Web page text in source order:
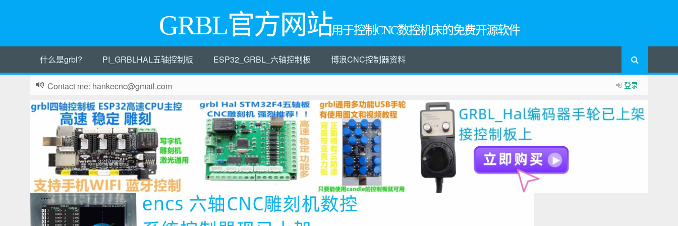
GRBL官方网站用于控制CNC数控机床的免费开源软件
什么是grbl? PI_GRBLHAL五轴控制板 ESP32_GRBL_六轴控制板 博浪CNC控制器资料
登录
Contact me: hankecnc@gmail.com